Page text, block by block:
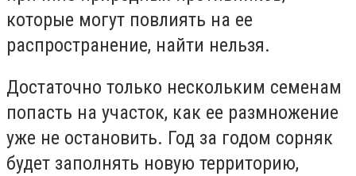
которые могут повлиять на ее
распространение, найти нельзя.
Достаточно только нескольким семенам
попасть на участок, как ее размножение
уже не остановить. Год за годом сорняк
будет заполнять новую территорию,